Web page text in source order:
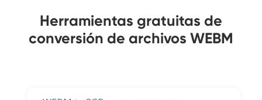
Herramientas gratuitas de
conversión de archivos WEBM